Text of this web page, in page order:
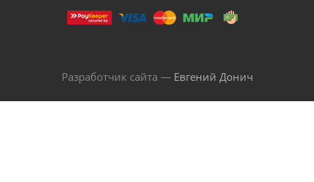
Разработчик сайта — Евгений Донич